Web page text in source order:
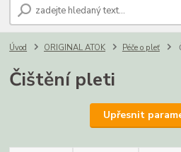
Úvod ORIGINAL ATOK Péče o pleť
Čištění pleti
Upřesnit